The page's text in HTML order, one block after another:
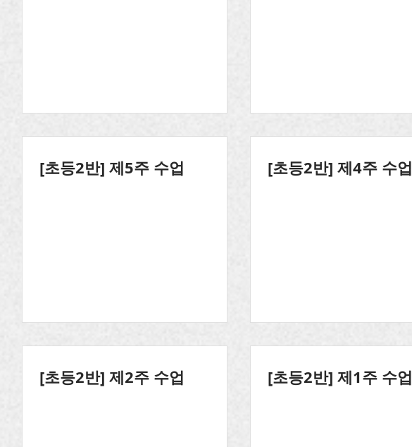
[초등2반] 제5주 수업 [초등2반] 제4주 수업
[초등2반] 제2주 수업 [초등2반] 제1주 수업